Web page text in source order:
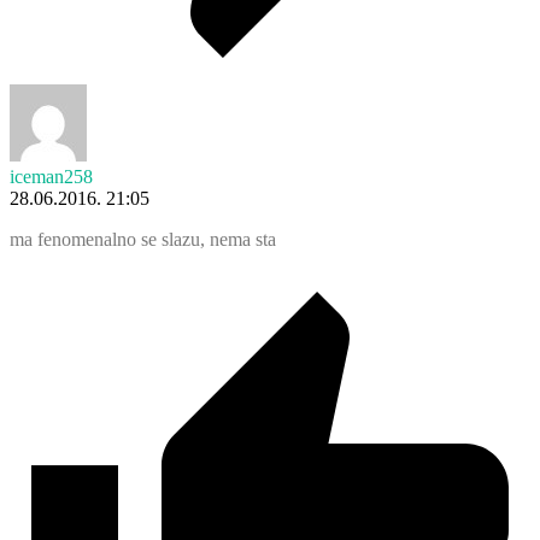
iceman258
28.06.2016. 21:05
ma fenomenalno se slazu, nema sta